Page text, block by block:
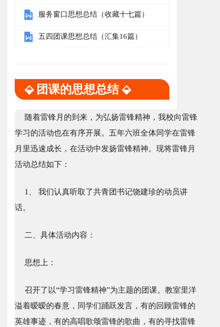
服务窗口思想总结（收藏十七篇）
五四团课思想总结（汇集16篇）
⬙ 团课的思想总结 ⬙
随着雷锋月的到来，为弘扬雷锋精神，我校向雷锋
学习的活动也在有序开展。五年六班全体同学在雷锋
月里迅速成长，在活动中发扬雷锋精神。现将雷锋月
活动总结如下：
1、 我们认真听取了共青团书记饶建珍的动员讲
话。
二、具体活动内容：
思想上：
召开了以“学习雷锋精神”为主题的团课。教室里洋
溢着暧暧的春意，同学们踊跃发言，有的回顾雷锋的
英雄事迹，有的高唱歌颂雷锋的歌曲，有的寻找雷锋